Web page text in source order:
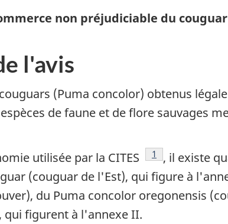
non préjudiciable du
l'avis
(Puma concolor) obtenus
de faune et de flore sauvages
utilisée par la CITES
Note
1 , il existe
(couguar de l'Est), qui figure à
du Puma concolor oregonensis
qui figurent à l'annexe II.